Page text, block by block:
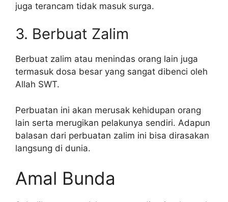
juga terancam tidak masuk surga.
3. Berbuat Zalim
Berbuat zalim atau menindas orang lain juga
termasuk dosa besar yang sangat dibenci oleh
Allah SWT.
Perbuatan ini akan merusak kehidupan orang
lain serta merugikan pelakunya sendiri. Adapun
balasan dari perbuatan zalim ini bisa dirasakan
langsung di dunia.
Amal Bunda